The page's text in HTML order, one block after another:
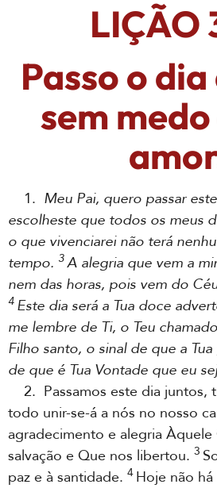
LIÇÃO
Passo o
sem
1. Meu Pai, quero passar
escolheste que todos os meus
o que vivenciarei não terá
tempo. 3A alegria que vem a
nem das horas, pois vem do
4 Este dia será a Tua doce
me lembre de Ti, o Teu
Filho santo, o sinal de que a
de que é Tua Vontade que eu
2. Passamos este dia juntos,
todo unir-se-á a nós no nosso
agradecimento e alegria
salvação e Que nos libertou. 3
paz e à santidade. 4 Hoje não